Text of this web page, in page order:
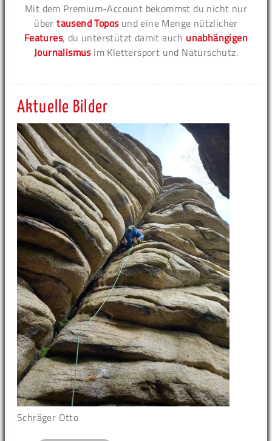
Mit dem Premium-Account bekommst du nicht nur
übertausend Toposund eine Menge nützlicher
Features, du unterstützt damit auch unabhängigen
Journalismusim Klettersport und Naturschutz.
Aktuelle Bilder
Schräger Otto